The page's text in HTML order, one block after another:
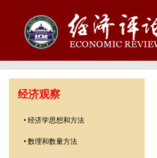
经济观察
• 经济学思想和方法
• 数理和数量方法